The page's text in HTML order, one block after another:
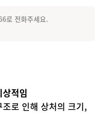
로 전화주세요.
적임
로 인해 상처의 크기,